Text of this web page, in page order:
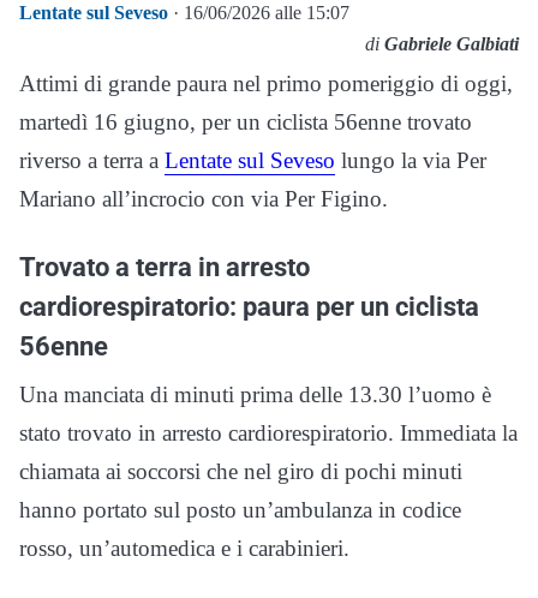
Lentate sul Seveso · 16/06/2026 alle 15:07
di Gabriele Galbiati
Attimi di grande paura nel primo pomeriggio di oggi,
martedì 16 giugno, per un ciclista 56enne trovato
riverso a terra a Lentate sul Seveso lungo la via Per
Mariano all’incrocio con via Per Figino.
Trovato a terra in arresto
cardiorespiratorio: paura per un ciclista
56enne
Una manciata di minuti prima delle 13.30 l’uomo è
stato trovato in arresto cardiorespiratorio. Immediata la
chiamata ai soccorsi che nel giro di pochi minuti
hanno portato sul posto un’ambulanza in codice
rosso, un’automedica e i carabinieri.